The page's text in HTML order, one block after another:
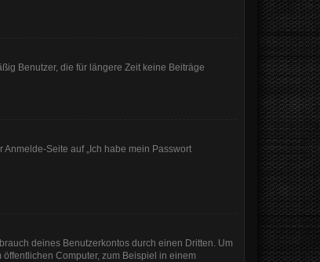
Benutzer, die für längere Zeit keine Beiträge
Seite auf „Ich habe mein Passwort
deines Benutzerkontos durch einen Dritten. Um
Computer, zum Beispiel in einem